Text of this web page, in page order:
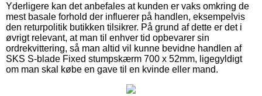
Yderligere kan det anbefales at kunden er vaks omkring de
mest basale forhold der influerer på handlen, eksempelvis
den returpolitik butikken tilsikrer. På grund af dette er det i
øvrigt relevant, at man til enhver tid opbevarer sin
ordrekvittering, så man altid vil kunne bevidne handlen af
SKS S-blade Fixed stumpskærm 700 x 52mm, ligegyldigt
om man skal købe en gave til en kvinde eller mand.